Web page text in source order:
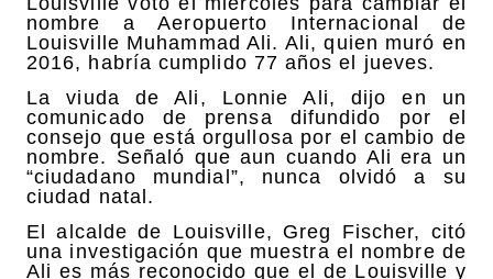
nombre a Aeropuerto Internacional de
Louisville Muhammad Ali. Ali, quien muró en
2016, habría cumplido 77 años el jueves.
La viuda de Ali, Lonnie Ali, dijo en un
comunicado de prensa difundido por el
consejo que está orgullosa por el cambio de
nombre. Señaló que aun cuando Ali era un
“ciudadano mundial”, nunca olvidó a su
ciudad natal.
El alcalde de Louisville, Greg Fischer, citó
una investigación que muestra el nombre de
Ali es más reconocido que el de Louisville y